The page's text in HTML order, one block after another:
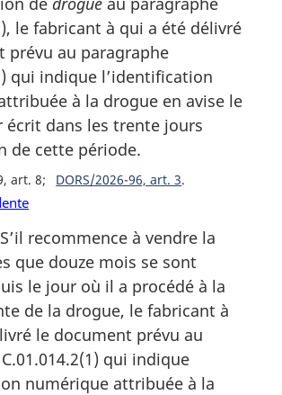
le fabricant à qui a été délivré
prévu au paragraphe
qui indique l’identification
à la drogue en avise le
écrit dans les trente jours
de cette période.
art. 8 DORS/2026-96, art. 3
S’il recommence à vendre la
que douze mois se sont
le jour où il a procédé à la
de la drogue, le fabricant à
le document prévu au
qui indique
numérique attribuée à la